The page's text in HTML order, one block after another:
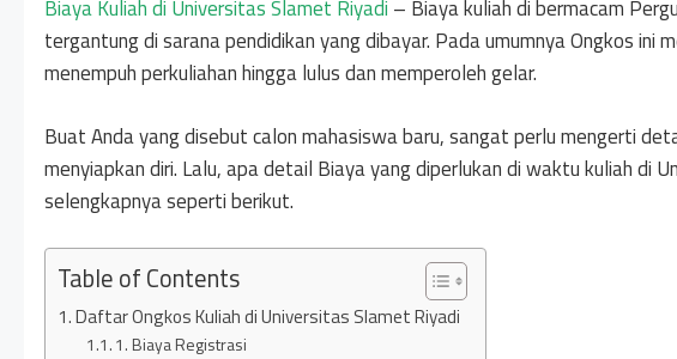
Biaya Kuliah di Universitas Slamet Riyadi – Biaya kuliah di bermacam
tergantung di sarana pendidikan yang dibayar. Pada umumnya Ongkos
menempuh perkuliahan hingga lulus dan memperoleh gelar.
Buat Anda yang disebut calon mahasiswa baru, sangat perlu mengerti
menyiapkan diri. Lalu, apa detail Biaya yang diperlukan di waktu kuliah di
selengkapnya seperti berikut.
Table of Contents
Daftar Ongkos Kuliah di Universitas Slamet Riyadi
1. Biaya Registrasi